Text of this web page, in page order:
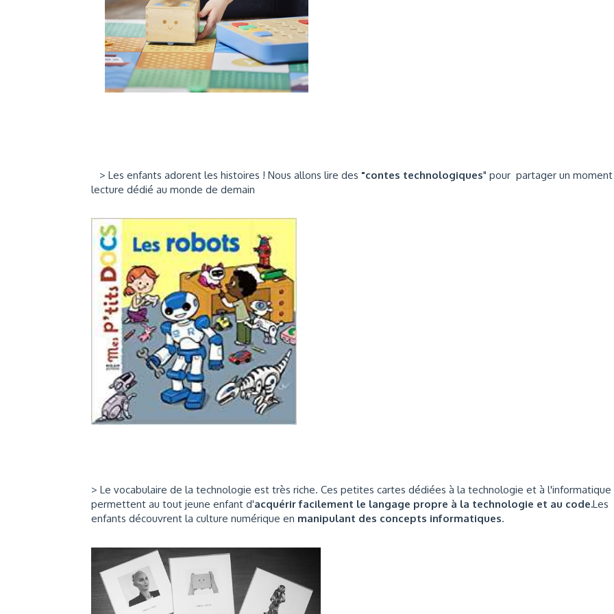
> Les enfants adorent les histoires ! Nous allons lire des "contes technologiques" pour partager un
lecture dédié au monde de demain
> Le vocabulaire de la technologie est très riche. Ces petites cartes dédiées à la technologie et à l'informatique
permettent au tout jeune enfant d'acquérir facilement le langage propre à la technologie et au code.Les
enfants découvrent la culture numérique en manipulant des concepts informatiques.